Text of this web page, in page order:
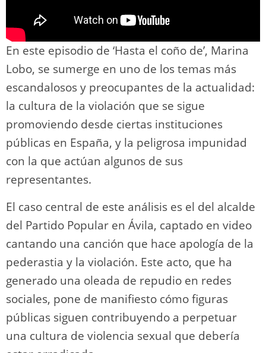
En este episodio de ‘Hasta el coño de’, Marina
Lobo, se sumerge en uno de los temas más
escandalosos y preocupantes de la actualidad:
la cultura de la violación que se sigue
promoviendo desde ciertas instituciones
públicas en España, y la peligrosa impunidad
con la que actúan algunos de sus
representantes.
El caso central de este análisis es el del alcalde
del Partido Popular en Ávila, captado en video
cantando una canción que hace apología de la
pederastia y la violación. Este acto, que ha
generado una oleada de repudio en redes
sociales, pone de manifiesto cómo figuras
públicas siguen contribuyendo a perpetuar
una cultura de violencia sexual que debería